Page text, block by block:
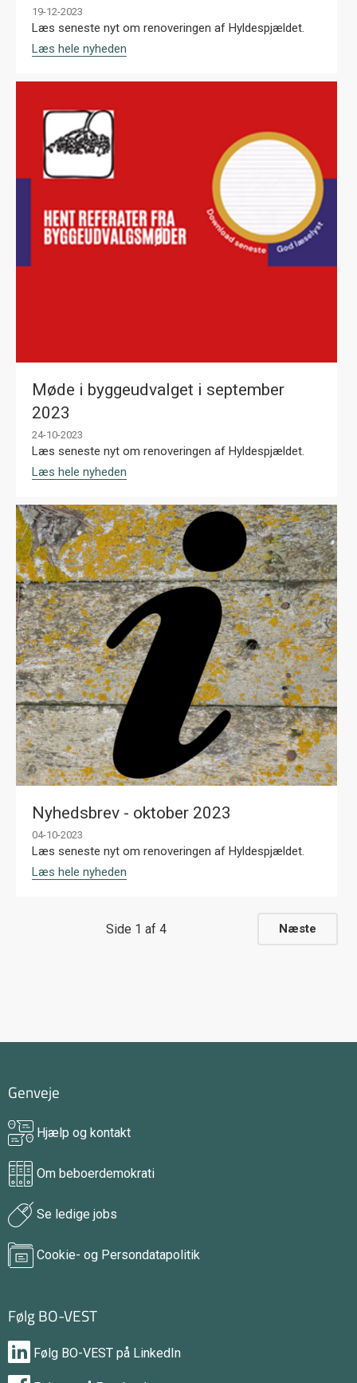
19-12-2023
Læs seneste nyt om renoveringen af Hyldespjældet.
Læs hele nyheden
Møde i byggeudvalget i september
2023
24-10-2023
Læs seneste nyt om renoveringen af Hyldespjældet.
Læs hele nyheden
Nyhedsbrev - oktober 2023
04-10-2023
Læs seneste nyt om renoveringen af Hyldespjældet.
Læs hele nyheden
næste
Side 1 af 4
Genveje
Hjælp og kontakt
Om beboerdemokrati
Se ledige jobs
Cookie- og Persondatapolitik
Følg BO-VEST
Følg BO-VEST på LinkedIn